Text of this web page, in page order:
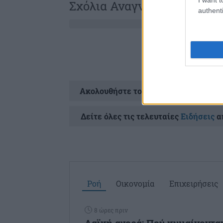
Σχόλια Αναγνωστών
Ακολουθήστε το
Δείτε όλες τις τελευταίεςΕιδήσεις
Ροή Οικονομία Επιχειρήσεις
8 ώρες πριν